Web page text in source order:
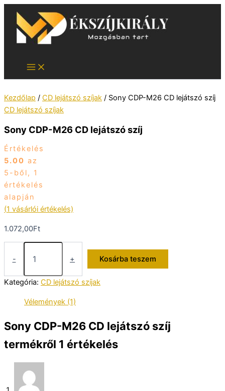
Skip
content
Kezdőlap / CD lejátszó szíjak / Sony CDP-M26 CD lejátszó szíj
CD lejátszó szíjak
Sony CDP-M26 CD lejátszó szíj
Értékelés
5.00 az
5-ből, 1
értékelés
alapján
(1 vásárlói értékelés)
1.072,00Ft
-
CD
lejátszó
mennyiség
+ Kosárba teszem
Kategória: CD lejátszó szíjak
Vélemények (1)
Sony CDP-M26 CD lejátszó szíj
termékről 1 értékelés